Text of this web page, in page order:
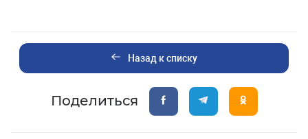
Назад к списку
Поделиться